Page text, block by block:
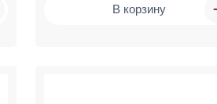
В корзину